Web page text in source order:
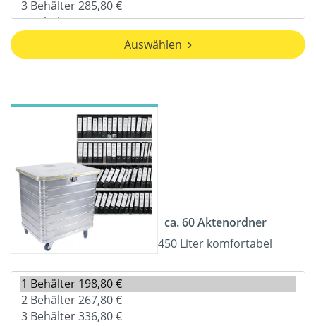
Auswählen
ca. 60 Aktenordner
450 Liter komfortabel